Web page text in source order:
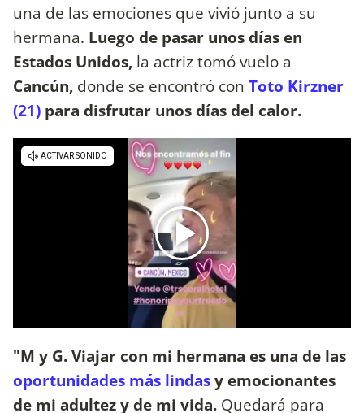
una de las emociones que vivió junto a su
hermana. Luego de pasar unos días en
Estados Unidos, la actriz tomó vuelo a
Cancún, donde se encontró con Toto Kirzner
(21) para disfrutar unos días del calor.
"M y G. Viajar con mi hermana es una de las
oportunidades más lindasy emocionantes
de mi adultez y de mi vida. Quedará para